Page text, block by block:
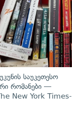
საუკეთესო
რომანები —
New York Times-